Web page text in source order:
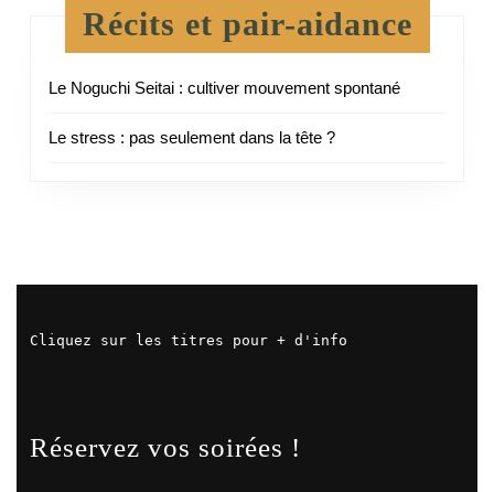
Récits et pair-aidance
Le Noguchi Seitai : cultiver mouvement spontané
Le stress : pas seulement dans la tête ?
Cliquez sur les titres pour + d'info
Réservez vos soirées !